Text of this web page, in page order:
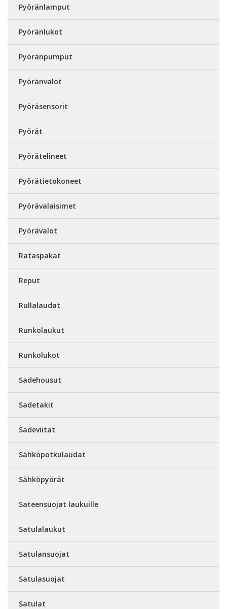
Pyöränlamput
Pyöränlukot
Pyöränpumput
Pyöränvalot
Pyöräsensorit
Pyörät
Pyörätelineet
Pyörätietokoneet
Pyörävalaisimet
Pyörävalot
Rataspakat
Reput
Rullalaudat
Runkolaukut
Runkolukot
Sadehousut
Sadetakit
Sadeviitat
Sähköpotkulaudat
Sähköpyörät
Sateensuojat laukuille
Satulalaukut
Satulansuojat
Satulasuojat
Satulat